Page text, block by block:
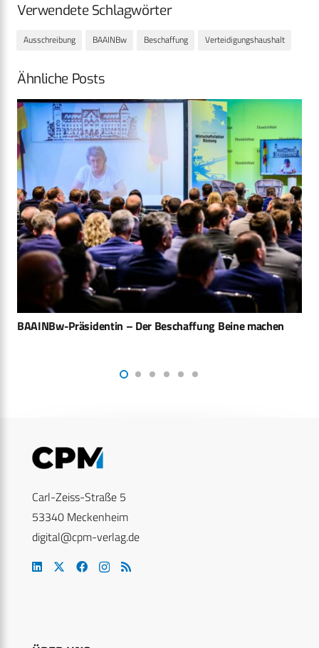
Verwendete Schlagwörter
Ausschreibung BAAINBw Beschaffung Verteidigungshaushalt
Ähnliche Posts
Erweiterung der Instandhaltung der A400M-Flotte
Carl-Zeiss-Straße 5
53340 Meckenheim
digital@cpm-verlag.de